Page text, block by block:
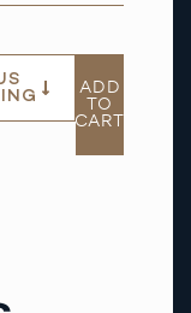
ADD
TO
CART